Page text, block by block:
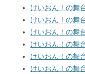
けいおん！の舞
けいおん！の舞
けいおん！の舞
けいおん！の舞
けいおん！の舞
けいおん！の舞